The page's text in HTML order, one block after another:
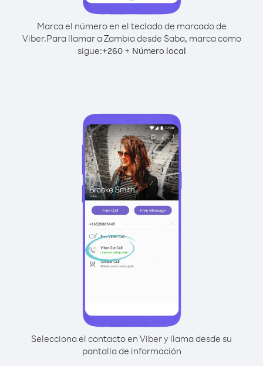
Marca el número en el teclado de marcado de
Viber.Para llamar a Zambia desde Saba, marca como
sigue:+260+ Número local
Selecciona el contacto en Viber y llama desde su
pantalla de información